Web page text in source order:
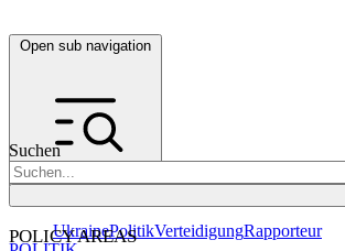
Open sub navigation
Suchen
POLICY AREAS
UkrainePolitikVerteidigungRapporteur